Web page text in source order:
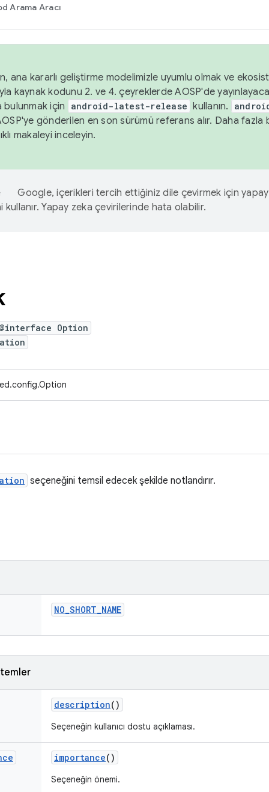
Arama Aracı
ana kararlı geliştirme modelimizle uyumlu olmak ve
kaynak kodunu 2. ve 4. çeyreklerde AOSP'de
bulunmak için
android-latest-release kullanın.
gönderilen en son sürümü referans alır. Daha fazla
makaleyi inceleyin.
Google, içerikleri tercih ettiğiniz dile çevirmek için yapay
kullanır. Yapay zeka çevirilerinde hata olabilir.
Option
seçeneğini temsil edecek şekilde notlandırır.
NO_SHORT_NAME
description()
Seçeneğin kullanıcı dostu açıklaması.
importance()
Seçeneğin önemi.